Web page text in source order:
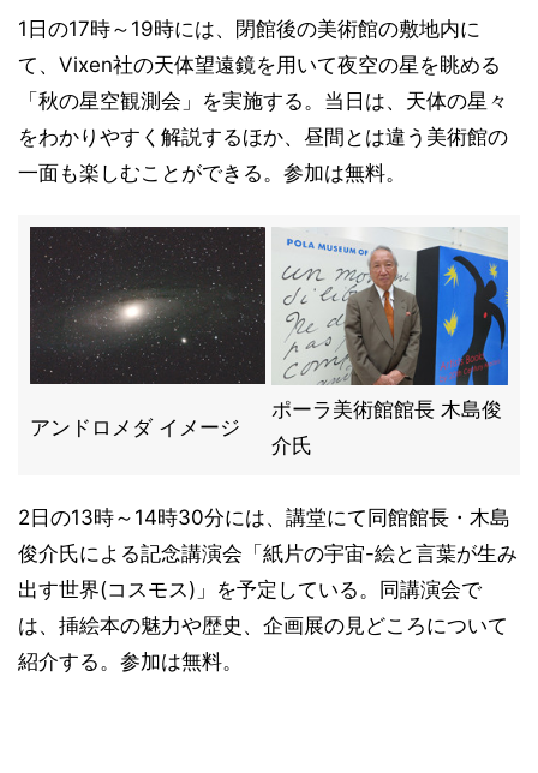
1日の17時～19時には、閉館後の美術館の敷地内に
て、Vixen社の天体望遠鏡を用いて夜空の星を眺める
「秋の星空観測会」を実施する。当日は、天体の星々
をわかりやすく解説するほか、昼間とは違う美術館の
一面も楽しむことができる。参加は無料。
アンドロメダ イメージ
ポーラ美術館館長 木島俊
介氏
2日の13時～14時30分には、講堂にて同館館長・木島
俊介氏による記念講演会「紙片の宇宙-絵と言葉が生み
出す世界(コスモス)」を予定している。同講演会で
は、挿絵本の魅力や歴史、企画展の見どころについて
紹介する。参加は無料。